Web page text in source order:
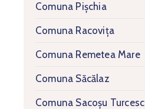
Comuna Pișchia
Comuna Racovița
Comuna Remetea Mare
Comuna Săcălaz
Comuna Sacoșu Turcesc